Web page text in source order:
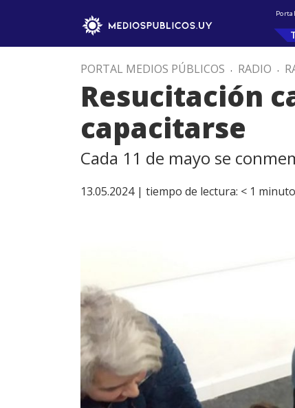
PORTAL MEDIOS PÚBLICOS . RADIO .
Resucitación
capacitarse
Cada 11 de mayo se
13.05.2024 | tiempo de lectura: < 1 minuto